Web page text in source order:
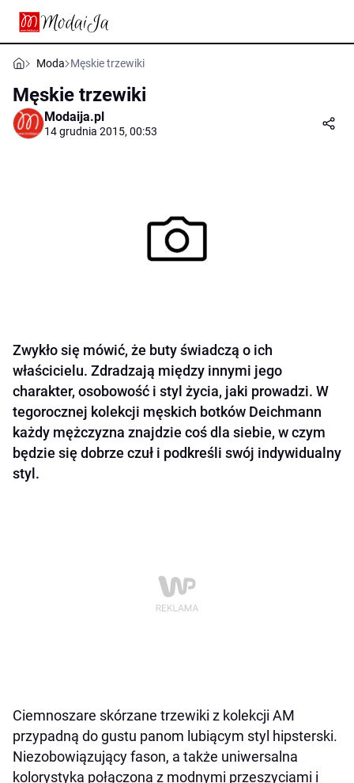
Moda Męskie trzewiki
Męskie trzewiki
Modaija.pl
14 grudnia 2015, 00:53
Zwykło się mówić, że buty świadczą o ich
właścicielu. Zdradzają między innymi jego
charakter, osobowość i styl życia, jaki prowadzi. W
tegorocznej kolekcji męskich botków Deichmann
każdy mężczyzna znajdzie coś dla siebie, w czym
będzie się dobrze czuł i podkreśli swój indywidualny
styl.
Ciemnoszare skórzane trzewiki z kolekcji AM
przypadną do gustu panom lubiącym styl hipsterski.
Niezobowiązujący fason, a także uniwersalna
kolorystyka połączona z modnymi przeszyciami i